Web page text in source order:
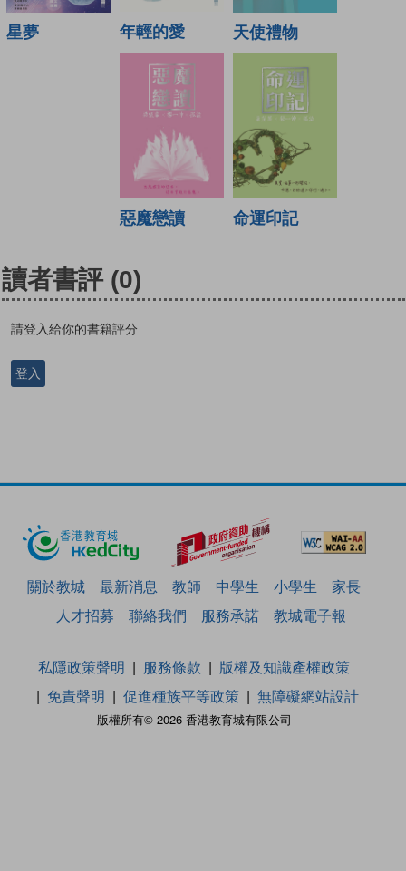
星夢 年輕的愛 天使禮物
惡魔戀讀 命運印記
讀者書評 (0)
請登入給你的書籍評分
登入
關於教城 最新消息 教師 中學生 小學生
家長
人才招募
聯絡我們 服務承諾 教城電子報
版權所有© 2026 香港教育城有限公司
私隱政策聲明 服務條款
版權及知識產權政策
免責聲明
促進種族平等政策 無障礙網站設計